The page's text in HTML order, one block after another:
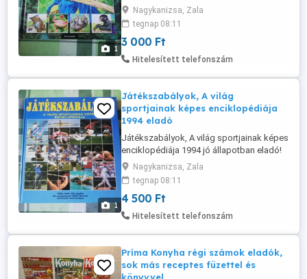
1
eladó! Ár: 3000 Ft Átvehető Nagykanizsán,
postázni tudom. Érdeklődni: a 30/427-
7142-s telefonon.
Nagykanizsa, Zala
tegnap 08:11
3 000 Ft
Hitelesített telefonszám
1
Játékszabályok, A világ
sportjainak képes enciklopédiája
1994 eladó
Játékszabályok, A világ sportjainak képes
enciklopédiája 1994 jó állapotban eladó!
Ár: 4500 Ft Átvehető Nagykanizsán,
postázni tudom. Érdeklődni: a 30/427-
7142-s telefonon.
Nagykanizsa, Zala
tegnap 08:11
4 500 Ft
Hitelesített telefonszám
Príma Konyha régi számok eladók,
sok más receptes füzettel és